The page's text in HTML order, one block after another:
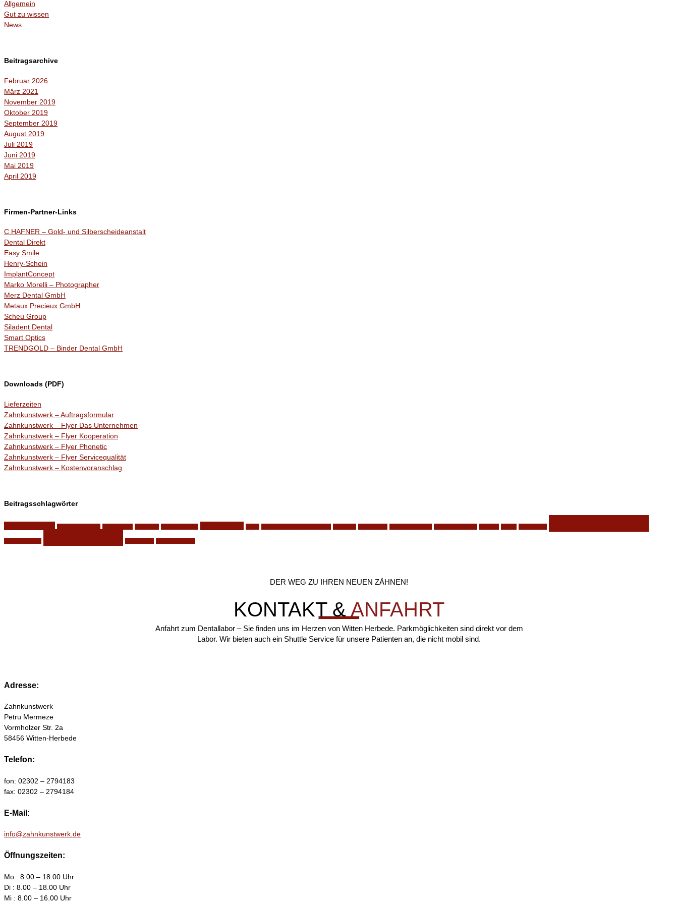
Allgemein
Gut zu wissen
News
Beitragsarchive
Februar 2026
März 2021
November 2019
Oktober 2019
September 2019
August 2019
Juli 2019
Juni 2019
Mai 2019
April 2019
Firmen-Partner-Links
C.HAFNER – Gold- und Silberscheideanstalt
Dental Direkt
Easy Smile
Henry-Schein
ImplantConcept
Marko Morelli – Photographer
Merz Dental GmbH
Metaux Precieux GmbH
Scheu Group
Siladent Dental
Smart Optics
TRENDGOLD – Binder Dental GmbH
Downloads (PDF)
Lieferzeiten
Zahnkunstwerk – Auftragsformular
Zahnkunstwerk – Flyer Das Unternehmen
Zahnkunstwerk – Flyer Kooperation
Zahnkunstwerk – Flyer Phonetic
Zahnkunstwerk – Flyer Servicequalität
Zahnkunstwerk – Kostenvoranschlag
Beitragsschlagwörter
DER WEG ZU IHREN NEUEN ZÄHNEN!
KONTAKT & ANFAHRT
Anfahrt zum Dentallabor – Sie finden uns im Herzen von Witten Herbede. Parkmöglichkeiten sind direkt vor dem
Labor. Wir bieten auch ein Shuttle Service für unsere Patienten an, die nicht mobil sind.
Adresse:
Zahnkunstwerk
Petru Mermeze
Vormholzer Str. 2a
58456 Witten-Herbede
Telefon:
fon: 02302 – 2794183
fax: 02302 – 2794184
E-Mail:
info@zahnkunstwerk.de
Öffnungszeiten:
Mo : 8.00 – 18.00 Uhr
Di : 8.00 – 18.00 Uhr
Mi : 8.00 – 16.00 Uhr